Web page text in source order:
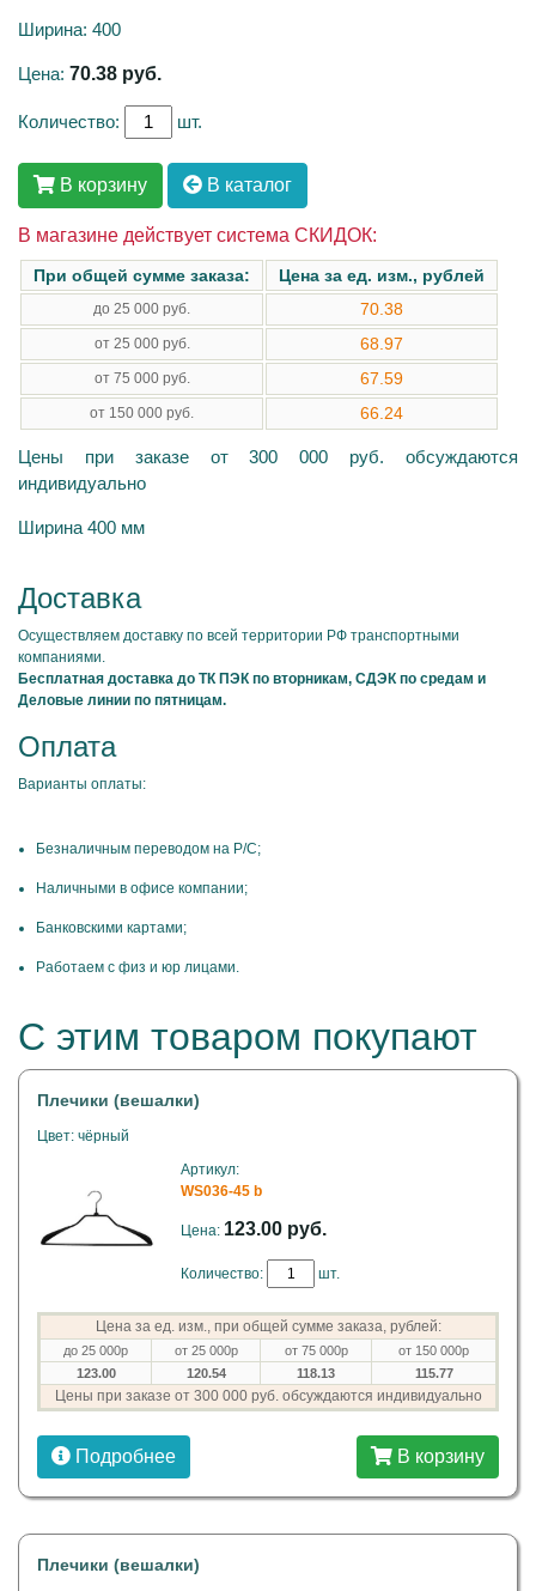
Ширина: 400
Цена: 70.38 руб.
Количество: шт.
В корзину В каталог
В магазине действует система СКИДОК:
При общей сумме заказа: Цена за ед. изм., рублей
до 25 000 руб. 70.38
от 25 000 руб. 68.97
от 75 000 руб. 67.59
от 150 000 руб. 66.24
Цены при заказе от 300 000 руб. обсуждаются
индивидуально
Ширина 400 мм
Доставка
Осуществляем доставку по всей территории РФ транспортными
компаниями.
Бесплатная доставка до ТК ПЭК по вторникам, СДЭК по средам и
Деловые линии по пятницам.
Оплата
Варианты оплаты:
Безналичным переводом на Р/С;
Наличными в офисе компании;
Банковскими картами;
Работаем с физ и юр лицами.
С этим товаром покупают
Плечики (вешалки)
Цвет: чёрный
Артикул:
WS036-45 b
Цена: 123.00 руб.
Количество: шт.
Цена за ед. изм., при общей сумме заказа, рублей:
до 25 000р от 25 000р от 75 000р
от 150 000р
123.00
120.54 118.13 115.77
Цены при заказе от 300 000 руб. обсуждаются индивидуально
Подробнее В корзину
Плечики (вешалки)